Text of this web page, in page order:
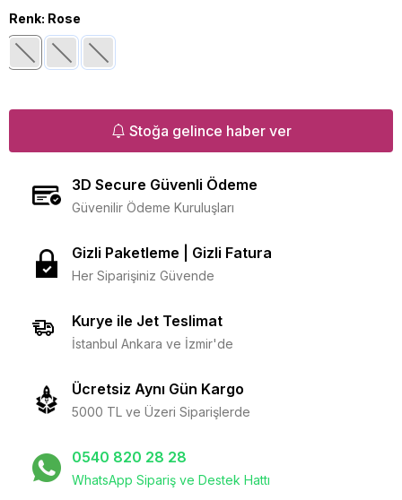
Renk: Rose
Stoğa gelince haber ver
3D Secure Güvenli Ödeme
Güvenilir Ödeme Kuruluşları
Gizli Paketleme | Gizli Fatura
Her Siparişiniz Güvende
Kurye ile Jet Teslimat
İstanbul Ankara ve İzmir'de
Ücretsiz Aynı Gün Kargo
5000 TL ve Üzeri Siparişlerde
0540 820 28 28
WhatsApp Sipariş ve Destek Hattı